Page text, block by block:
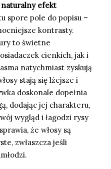
naturalny efekt
spore pole do popisu –
kontrasty.
to świetne
cienkich, jak i
natychmiast zyskują
stają się lżejsze i
doskonale dopełnia
dodając jej charakteru,
wygląd i łagodzi rysy
że włosy są
zwłaszcza jeśli